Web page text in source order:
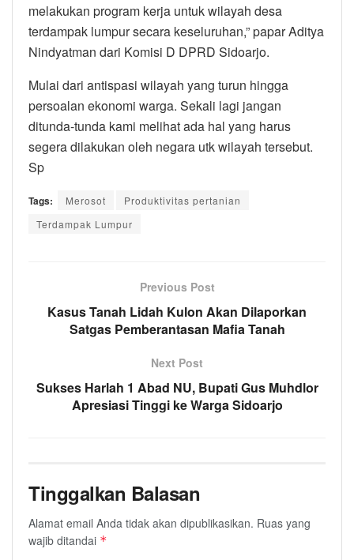
melakukan program kerja untuk wilayah desa
terdampak lumpur secara keseluruhan,” papar Aditya
Nindyatman dari Komisi D DPRD Sidoarjo.
Mulai dari antispasi wilayah yang turun hingga
persoalan ekonomi warga. Sekali lagi jangan
ditunda-tunda kami melihat ada hal yang harus
segera dilakukan oleh negara utk wilayah tersebut.
Sp
Tags: Merosot
Produktivitas pertanian
Terdampak Lumpur
Previous Post
Kasus Tanah Lidah Kulon Akan Dilaporkan
Satgas Pemberantasan Mafia Tanah
Next Post
Sukses Harlah 1 Abad NU, Bupati Gus Muhdlor
Apresiasi Tinggi ke Warga Sidoarjo
Tinggalkan Balasan
Alamat email Anda tidak akan dipublikasikan. Ruas yang
wajib ditandai *